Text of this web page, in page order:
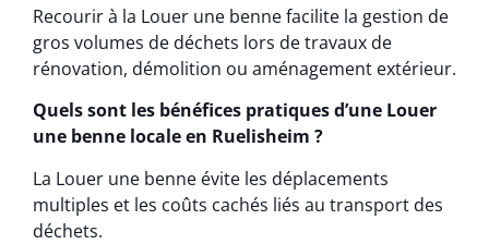
Recourir à la Louer une benne facilite la gestion de
gros volumes de déchets lors de travaux de
rénovation, démolition ou aménagement extérieur.
Quels sont les bénéfices pratiques d’une Louer
une benne locale en Ruelisheim ?
La Louer une benne évite les déplacements
multiples et les coûts cachés liés au transport des
déchets.